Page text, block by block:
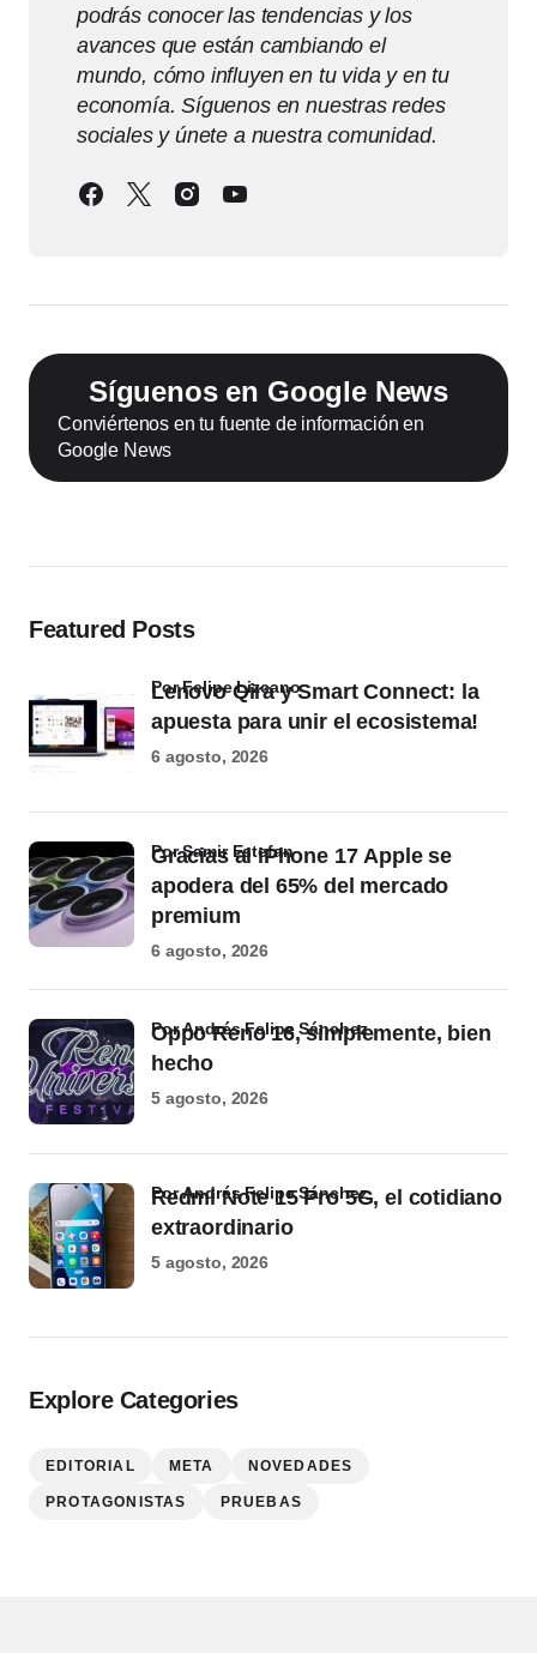
podrás conocer las tendencias y los
avances que están cambiando el
mundo, cómo influyen en tu vida y en tu
economía. Síguenos en nuestras redes
sociales y únete a nuestra comunidad.
Síguenos en Google News
Conviértenos en tu fuente de información en
Google News
Featured Posts
Lenovo Qira y Smart Connect: la
apuesta para unir el ecosistema!
por Felipe Lizcano
6 agosto, 2026
Gracias al iPhone 17 Apple se
apodera del 65% del mercado
premium
por Samir Estefan
6 agosto, 2026
Oppo Reno 16, simplemente, bien
hecho
por Andrés Felipe Sánchez
5 agosto, 2026
Redmi Note 15 Pro 5G, el cotidiano
extraordinario
por Andrés Felipe Sánchez
5 agosto, 2026
Explore Categories
EDITORIAL META NOVEDADES
PROTAGONISTAS PRUEBAS